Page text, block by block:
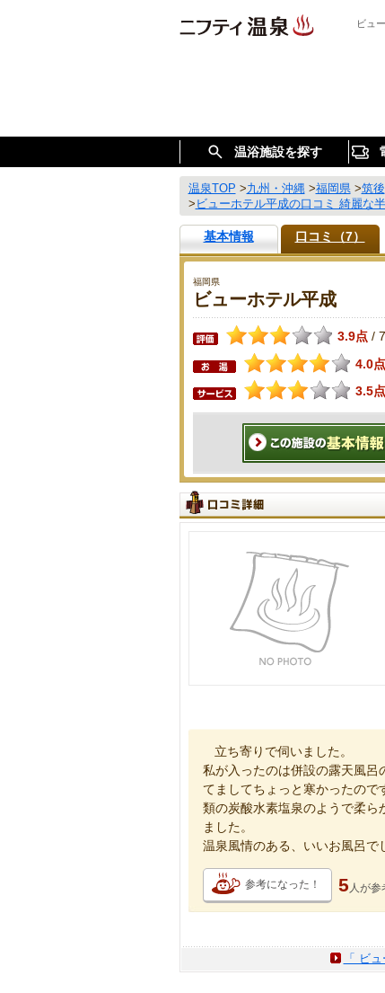
ビュ
温浴施設を探す
温泉TOP >九州・沖縄>福岡県>筑後
> ビューホテル平成の口コミ 綺麗な
基本情報 口コミ（7）
福岡県
ビューホテル平成
3.9点 /
4.0点
3.5点
立ち寄りで伺いました。
私が入ったのは併設の露天風呂
てましてちょっと寒かったの
類の炭酸水素塩泉のようで柔ら
ました。
温泉風情のある、いいお風呂で
参考になった！ 5 人が参
「 ビ